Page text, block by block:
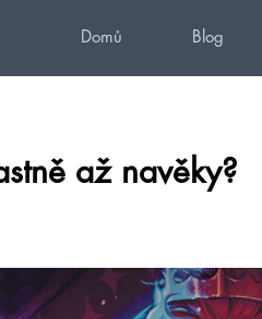
Domů Blog
až navěky?